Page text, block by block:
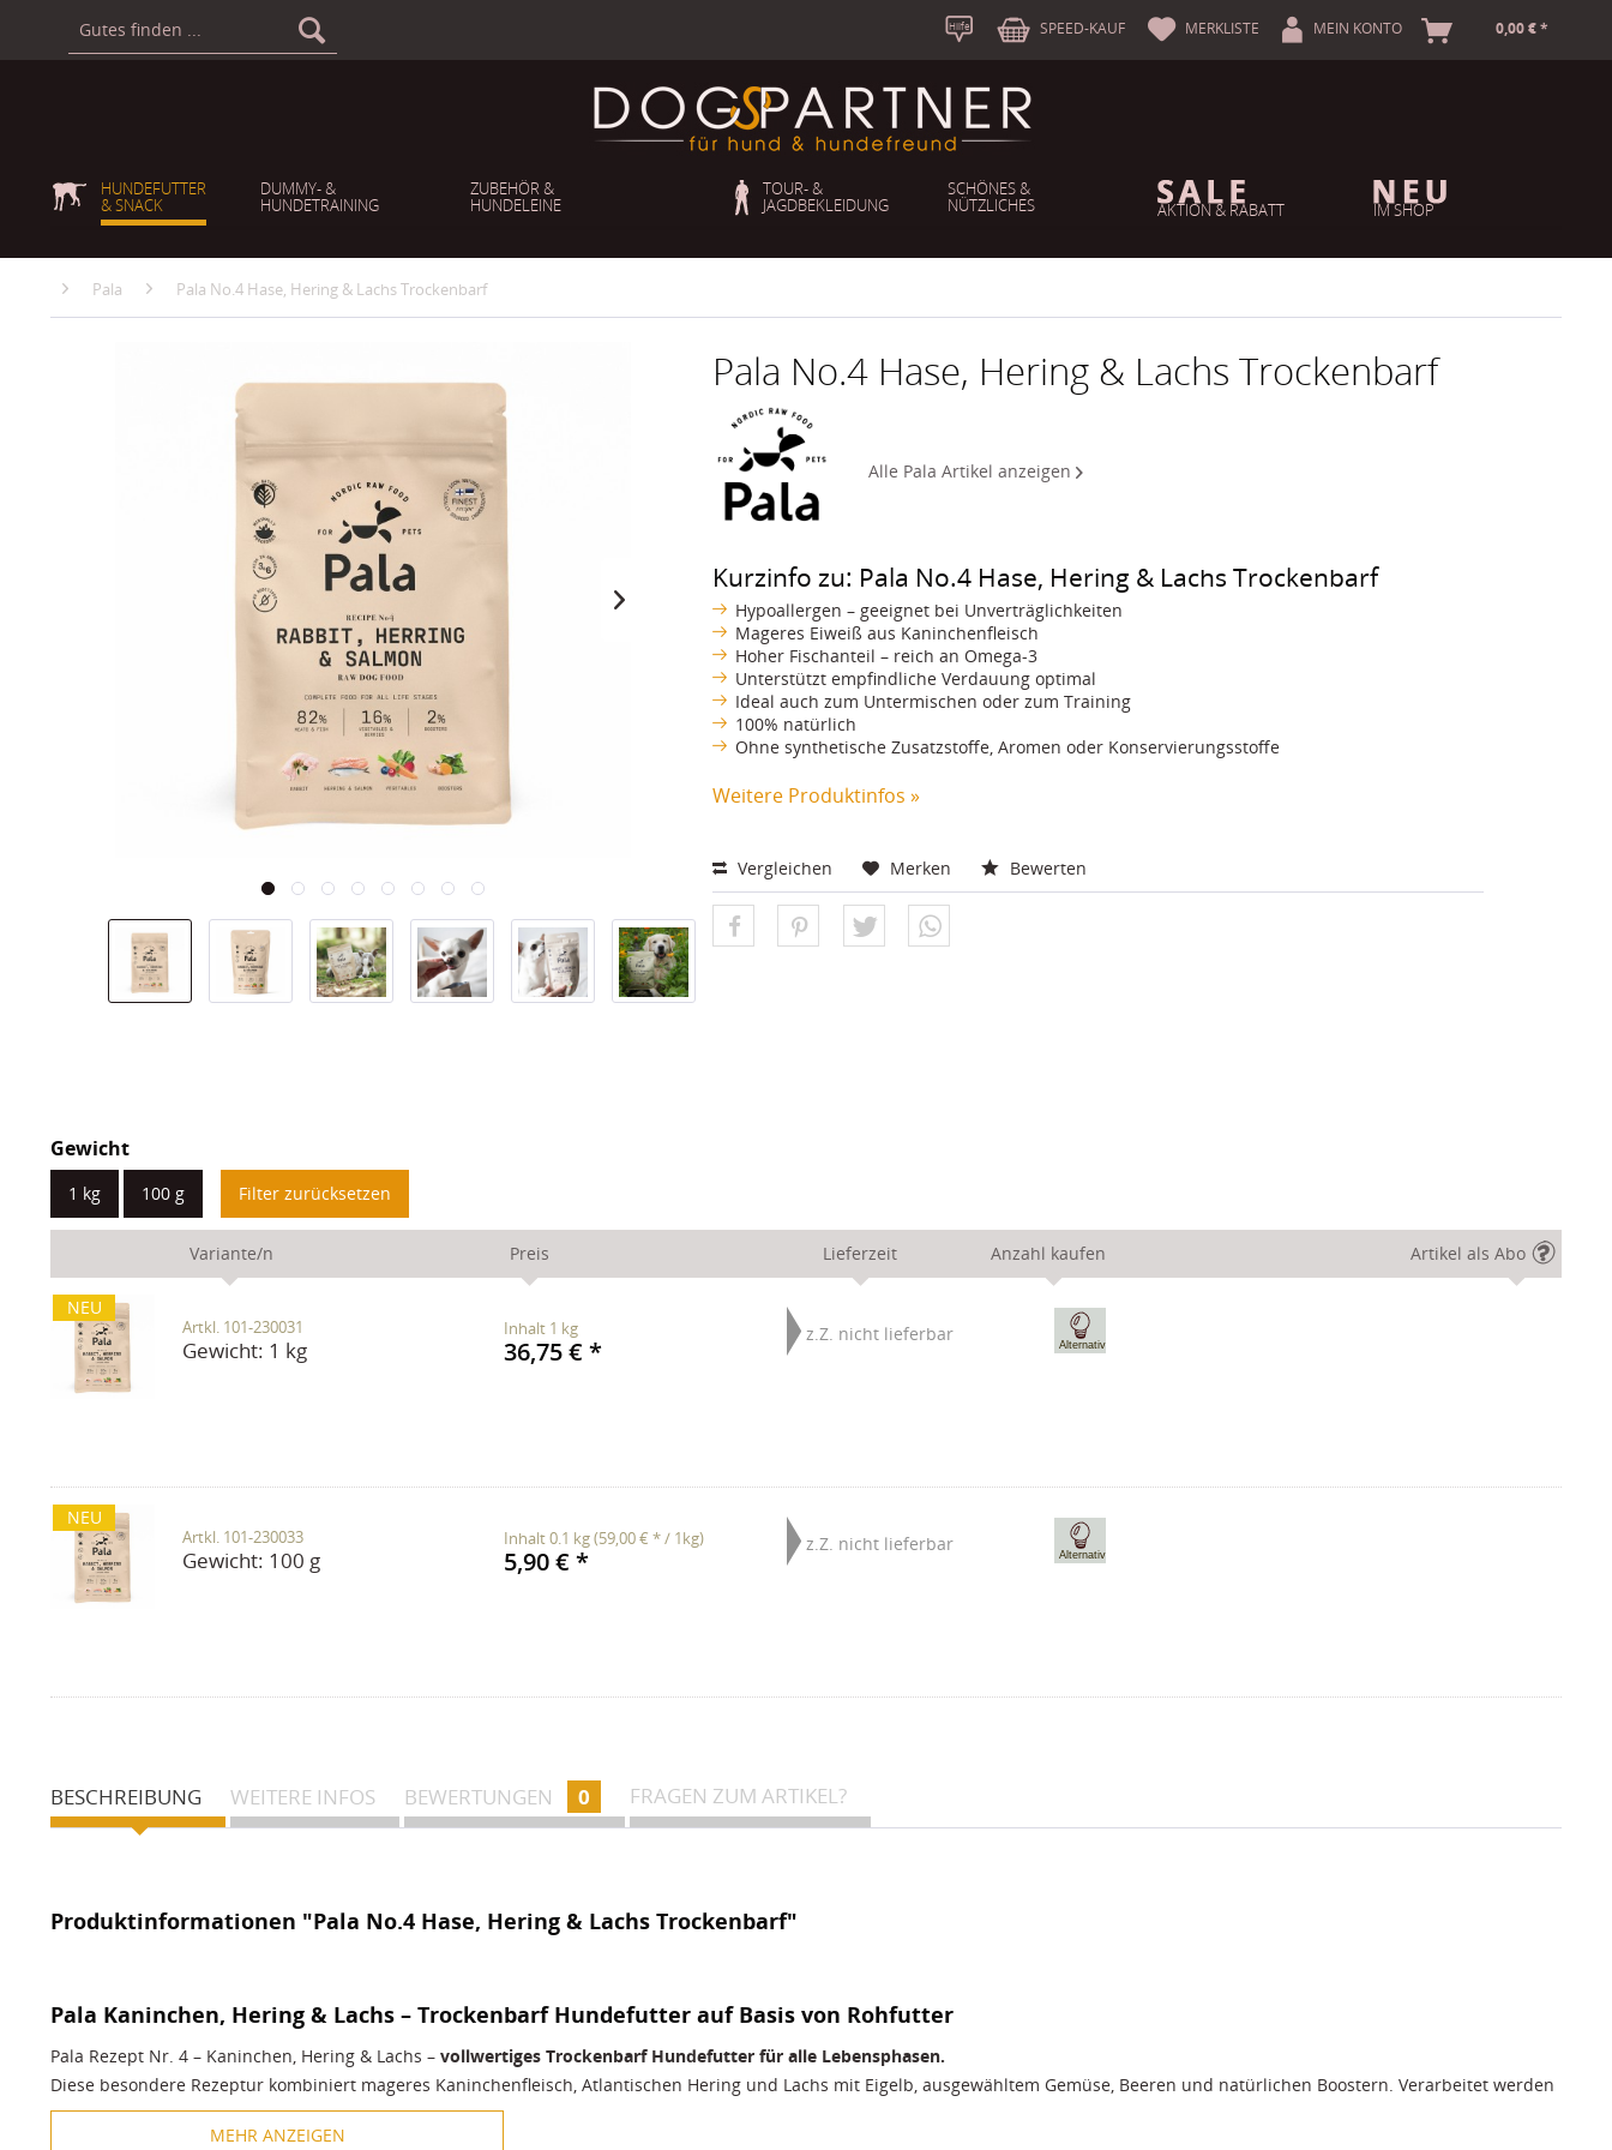
b
Hilfe S SPEED-KAUF MERKLISTE A MEIN KONTO 0,00 € *
HUNDEFUTTER
& SNACK
DUMMY- &
HUNDETRAINING
ZUBEHÖR &
HUNDELEINE
TOUR- &
JAGDBEKLEIDUNG
SCHÖNES &
NÜTZLICHES AKTION & RABATT IM SHOP
Pala Pala No.4 Hase, Hering & Lachs Trockenbarf
Pala No.4 Hase, Hering & Lachs Trockenbarf
Alle Pala Artikel anzeigen
Kurzinfo zu: Pala No.4 Hase, Hering & Lachs Trockenbarf
Hypoallergen – geeignet bei Unverträglichkeiten
Mageres Eiweiß aus Kaninchenfleisch
Hoher Fischanteil – reich an Omega-3
Unterstützt empfindliche Verdauung optimal
Ideal auch zum Untermischen oder zum Training
100% natürlich
Ohne synthetische Zusatzstoffe, Aromen oder Konservierungsstoffe
Weitere Produktinfos »
Vergleichen Merken Bewerten
Gewicht
1 kg 100 g Filter zurücksetzen
Variante/n Preis Lieferzeit Anzahl kaufen Artikel als Abo
NEU
Artkl. 101-230031
Gewicht: 1 kg
z.Z. nicht lieferbar Alternativ
Inhalt 1 kg
36,75 € *
NEU
Artkl. 101-230033
Gewicht: 100 g
z.Z. nicht lieferbar Alternativ
Inhalt0.1 kg(59,00 € * / 1kg)
5,90 € *
BESCHREIBUNG WEITERE INFOS BEWERTUNGEN 0 FRAGEN ZUM ARTIKEL?
Produktinformationen "Pala No.4 Hase, Hering & Lachs Trockenbarf"
MEHR ANZEIGEN
Pala Kaninchen, Hering & Lachs – Trockenbarf Hundefutter auf Basis von Rohfutter
Pala Rezept Nr. 4 – Kaninchen, Hering & Lachs – vollwertiges Trockenbarf Hundefutter für alle Lebensphasen.
Diese besondere Rezeptur kombiniert mageres Kaninchenfleisch, Atlantischen Hering und Lachs mit Eigelb, ausgewähltem Gemüse, Beeren und natürlichen Boostern. Verarbeitet werden
ausschließlich hochwertige Bestandteile, die Ihrem Hund eine optimale Versorgung mit natürlichen Nährstoffen ermöglichen.